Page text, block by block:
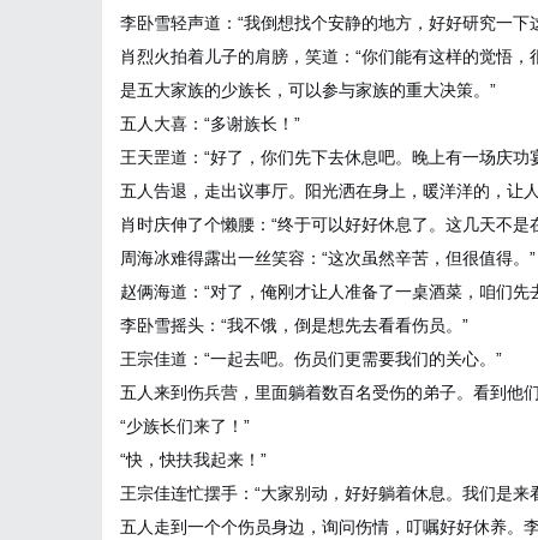
李卧雪轻声道：“我倒想找个安静的地方，好好研究一下
肖烈火拍着儿子的肩膀，笑道：“你们能有这样的觉悟
是五大家族的少族长，可以参与家族的重大决策。”
五人大喜：“多谢族长！”
王天罡道：“好了，你们先下去休息吧。晚上有一场庆功
五人告退，走出议事厅。阳光洒在身上，暖洋洋的，让
肖时庆伸了个懒腰：“终于可以好好休息了。这几天不是
周海冰难得露出一丝笑容：“这次虽然辛苦，但很值得。”
赵俩海道：“对了，俺刚才让人准备了一桌酒菜，咱们先
李卧雪摇头：“我不饿，倒是想先去看看伤员。”
王宗佳道：“一起去吧。伤员们更需要我们的关心。”
五人来到伤兵营，里面躺着数百名受伤的弟子。看到他
“少族长们来了！”
“快，快扶我起来！”
王宗佳连忙摆手：“大家别动，好好躺着休息。我们是来
五人走到一个个伤员身边，询问伤情，叮嘱好好休养。